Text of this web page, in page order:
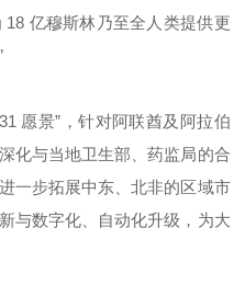
亿穆斯林乃至全人类提供更
愿景”，针对阿联酋及阿拉伯
化与当地卫生部、药监局的合
一步拓展中东、北非的区域市
与数字化、自动化升级，为大